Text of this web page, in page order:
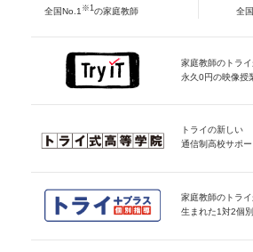
全国No.1 ※1 の家庭教師
全
家庭教師のトラ
永久0円の映像授
トライの新しい
通信制高校サポ
家庭教師のトライ
生まれた1対2個